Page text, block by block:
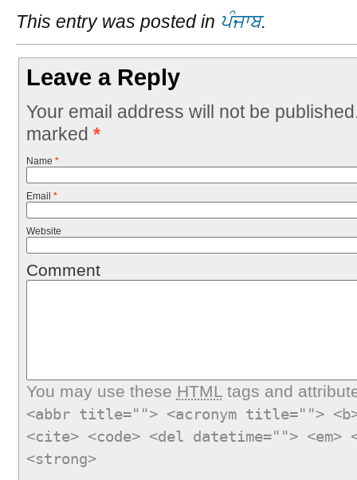
This entry was posted in ਪੰਜਾਬ.
Leave a Reply
Your email address will not be
marked *
Name *
Email *
Website
Comment
You may use these HTMLtags and
<abbr title=""> <acronym title="">
<cite> <code> <del datetime="">
<strong>